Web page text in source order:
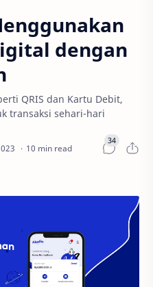
dengan
QRIS dan Kartu Debit,
transaksi sehari-hari
10 min read